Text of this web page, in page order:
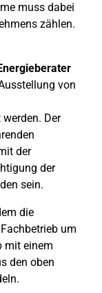
muss dabei
zählen.
von
Der
der
der
sein.
die
um
mit einem
den oben